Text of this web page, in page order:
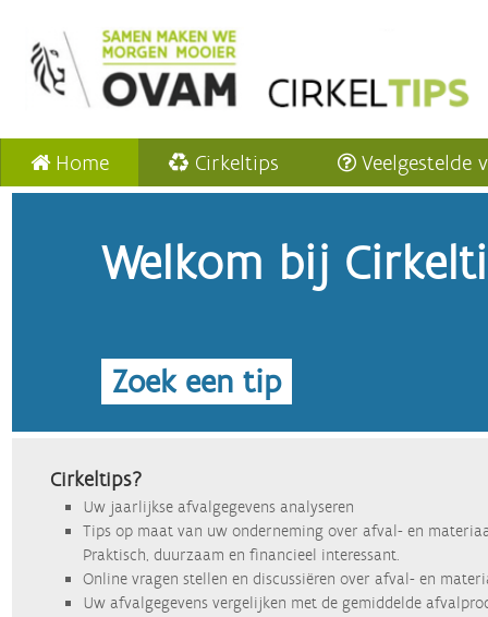
Home Cirkeltips Veelgestelde
Welkom bij
Zoek een tip
Cirkeltips?
Uw jaarlijkse afvalgegevens analyseren
Tips op maat van uw onderneming over afval- en
Praktisch, duurzaam en financieel interessant.
Online vragen stellen en discussiëren over afval- en
Uw afvalgegevens vergelijken met de gemiddelde